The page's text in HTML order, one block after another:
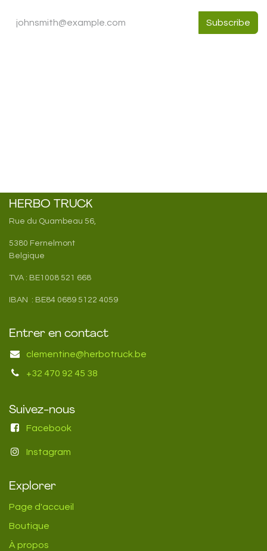
Subscribe
HERBO TRUCK
Rue du Quambeau 56,
5380 Fernelmont
Belgique
TVA : BE1008 521 668
IBAN : BE84 0689 5122 4059
Entrer en contact
clementine@herbotruck.be
+32 470 92 45 38
Suivez-nous
Facebook
Instagram
Explorer
Page d'accueil
Boutique
À propos